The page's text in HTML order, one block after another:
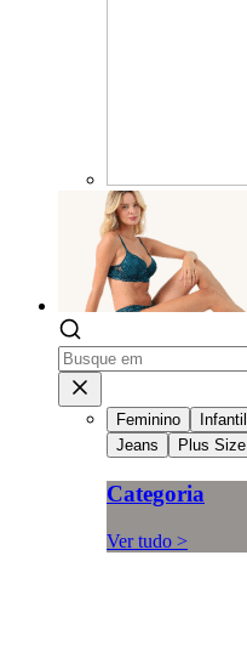
Feminino Infantil
Jeans
Plus Size
Categoria
Ver tudo >